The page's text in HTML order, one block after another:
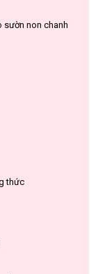
sườn non chanh
thức